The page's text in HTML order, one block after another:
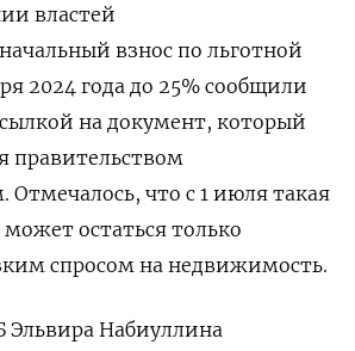
властей
взнос по льготной
2024 года до 25% сообщили
на документ, который
правительством
Отмечалось, что с 1 июля такая
остаться только
спросом на недвижимость.
Эльвира Набиуллина